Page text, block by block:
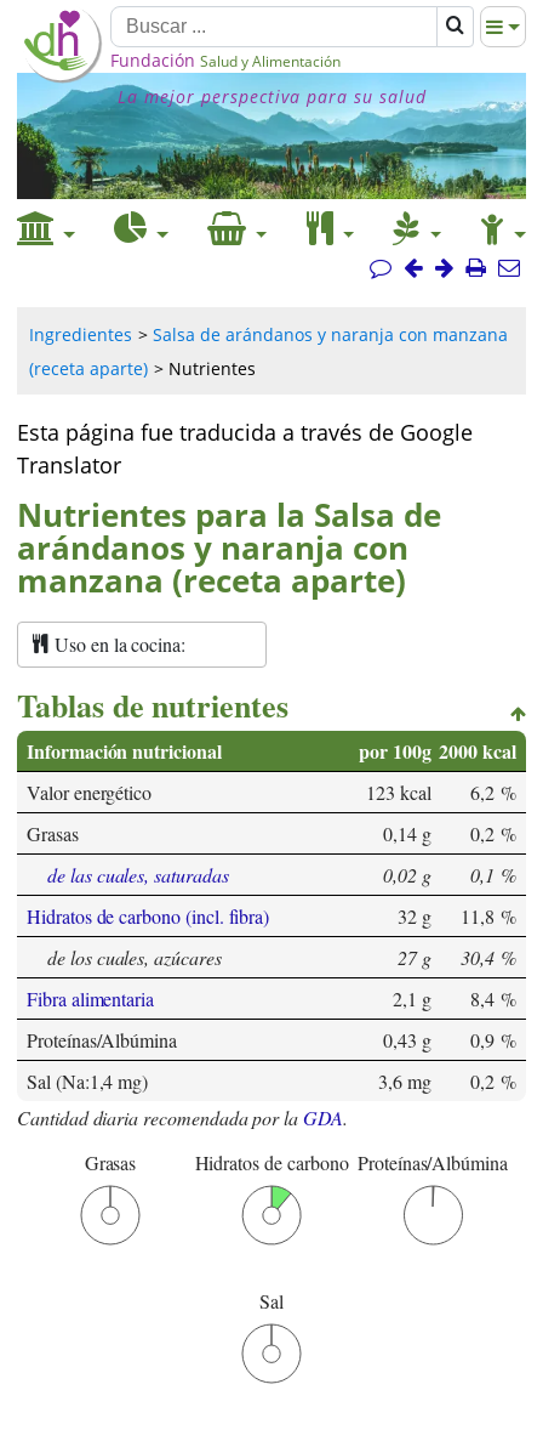
Fundación Salud y Alimentación
La mejor perspectiva para su salud
Ingredientes
Salsa de arándanos y naranja con manzana
(receta aparte)
Nutrientes
Esta página fue traducida a través de Google
Translator
Nutrientes para la Salsa de
arándanos y naranja con
manzana (receta aparte)
Uso en la cocina:
Tablas de nutrientes
Información nutricional por 100g 2000 kcal
Valor energético 123 kcal
6,2 %
Grasas
0,14 g
0,2 %
de las cuales, saturadas
0,02 g
0,1 %
Hidratos de carbono (incl. fibra)
32 g
11,8 %
de los cuales, azúcares
27 g
30,4 %
Fibra alimentaria
2,1 g
8,4 %
Proteínas/Albúmina
0,43 g
0,9 %
Sal (Na:1,4 mg)
3,6 mg
0,2 %
Cantidad diaria recomendada por laGDA.
Grasas
Hidratos de carbono Proteínas/Albúmina
Sal